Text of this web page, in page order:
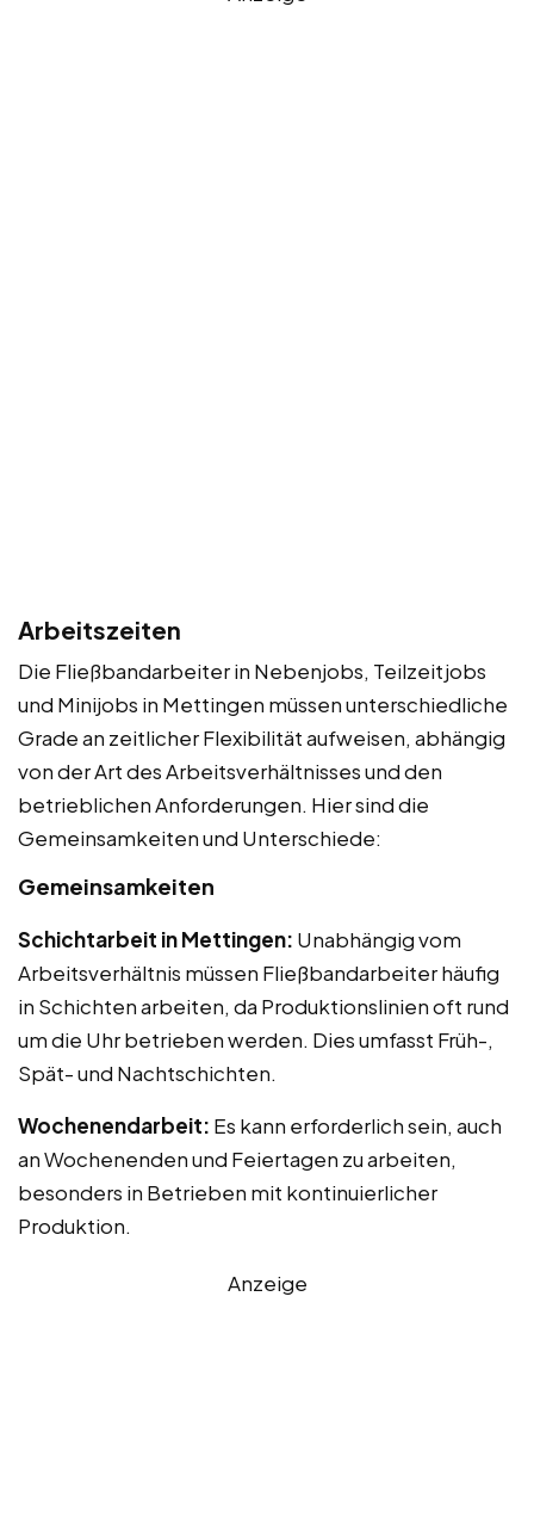
Arbeitszeiten
Die Fließbandarbeiter in Nebenjobs, Teilzeitjobs
und Minijobs in Mettingen müssen unterschiedliche
Grade an zeitlicher Flexibilität aufweisen, abhängig
von der Art des Arbeitsverhältnisses und den
betrieblichen Anforderungen. Hier sind die
Gemeinsamkeiten und Unterschiede:
Gemeinsamkeiten
Schichtarbeit in Mettingen: Unabhängig vom
Arbeitsverhältnis müssen Fließbandarbeiter häufig
in Schichten arbeiten, da Produktionslinien oft rund
um die Uhr betrieben werden. Dies umfasst Früh-,
Spät- und Nachtschichten.
Wochenendarbeit: Es kann erforderlich sein, auch
an Wochenenden und Feiertagen zu arbeiten,
besonders in Betrieben mit kontinuierlicher
Produktion.
Anzeige